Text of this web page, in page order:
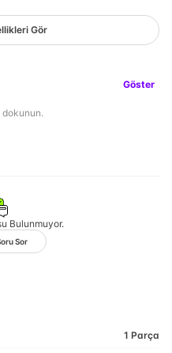
Gör
Göster
dokunun.
Bulunmuyor.
Sor
1 Parça